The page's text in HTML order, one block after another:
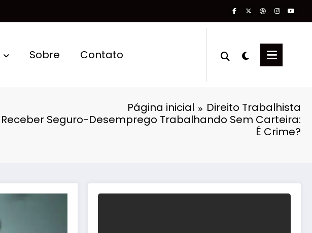
Sobre Contato
Página inicial
Direito Trabalhista
Receber Seguro-Desemprego Trabalhando Sem Carteira:
É Crime?